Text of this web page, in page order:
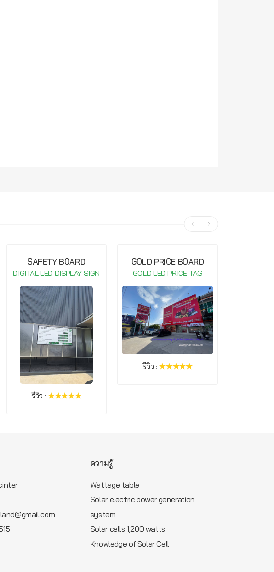
SAFETY BOARD
DIGITAL LED DISPLAY SIGN
รีวิว :
GOLD PRICE BOARD
GOLD LED PRICE TAG
รีวิว :
ความรู้
Wattage table
Solar electric power generation
system
Solar cells 1,200 watts
Knowledge of Solar Cell